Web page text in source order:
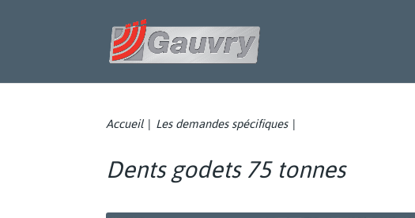
Accueil| Les demandes spécifiques|
Dents godets 75 tonnes